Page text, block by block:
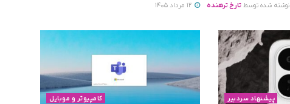
نوشته شده توسط تارخ ترهنده
پیشنهاد سردبیر کامپیوتر و موبایل